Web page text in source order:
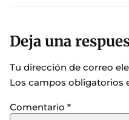
Deja una
Tu dirección de correo
Los campos obligatorios
Comentario *